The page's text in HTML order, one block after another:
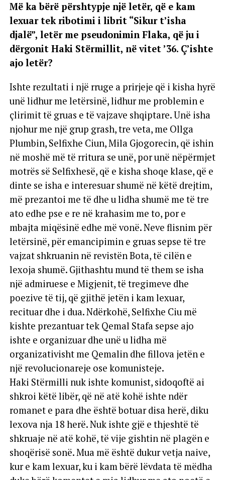
Më ka bërë përshtypje një letër, që e kam
lexuar tek ribotimi i librit “Sikur t’isha
djalë”, letër me pseudonimin Flaka, që ju i
dërgonit Haki Stërmillit, në vitet ’36. Ç’ishte
ajo letër?
Ishte rezultati i një rruge a prirjeje që i kisha hyrë
unë lidhur me letërsinë, lidhur me problemin e
çlirimit të gruas e të vajzave shqiptare. Unë isha
njohur me një grup grash, tre veta, me Ollga
Plumbin, Selfixhe Ciun, Mila Gjogorecin, që ishin
në moshë më të rritura se unë, por unë nëpërmjet
motrës së Selfixhesë, që e kisha shoqe klase, që e
dinte se isha e interesuar shumë në këtë drejtim,
më prezantoi me të dhe u lidha shumë me të tre
ato edhe pse e re në krahasim me to, por e
mbajta miqësinë edhe më vonë. Neve flisnim për
letërsinë, për emancipimin e gruas sepse të tre
vajzat shkruanin në revistën Bota, të cilën e
lexoja shumë. Gjithashtu mund të them se isha
një admiruese e Migjenit, të tregimeve dhe
poezive të tij, që gjithë jetën i kam lexuar,
recituar dhe i dua. Ndërkohë, Selfixhe Ciu më
kishte prezantuar tek Qemal Stafa sepse ajo
ishte e organizuar dhe unë u lidha më
organizativisht me Qemalin dhe fillova jetën e
një revolucionareje ose komunisteje.
Haki Stërmilli nuk ishte komunist, sidoqoftë ai
shkroi këtë libër, që në atë kohë ishte ndër
romanet e para dhe është botuar disa herë, diku
lexova nja 18 herë. Nuk ishte gjë e thjeshtë të
shkruaje në atë kohë, të vije gishtin në plagën e
shoqërisë sonë. Mua më është dukur vetja naive,
kur e kam lexuar, ku i kam bërë lëvdata të mëdha